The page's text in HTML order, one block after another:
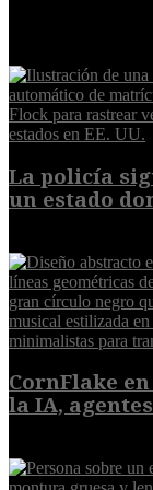
La policía
un estado
CornFlake
la IA,